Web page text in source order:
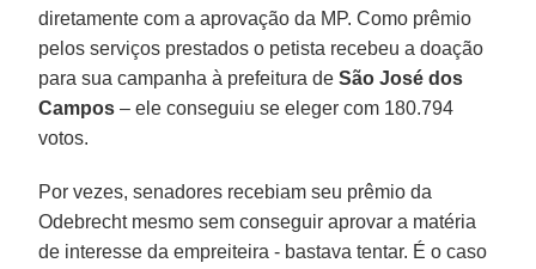
diretamente com a aprovação da MP. Como prêmio
pelos serviços prestados o petista recebeu a doação
para sua campanha à prefeitura deSão José dos
Campos – ele conseguiu se eleger com 180.794
votos.
Por vezes, senadores recebiam seu prêmio da
Odebrecht mesmo sem conseguir aprovar a matéria
de interesse da empreiteira - bastava tentar. É o caso